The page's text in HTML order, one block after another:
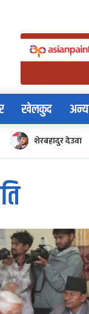
खेलकुद अन्य
शेरबहादुर देउवा